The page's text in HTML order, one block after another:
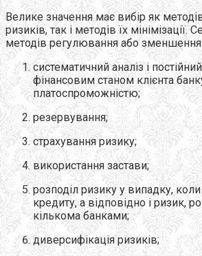
Велике значення має вибір як
ризиків, так і методів їх мінімізації.
методів регулювання або зменшення
систематичний аналіз і
фінансовим станом клієнта
платоспроможністю;
резервування;
страхування ризику;
використання застави;
розподіл ризику у випадку,
кредиту, а відповідно і ризик,
кількома банками;
диверсифікація ризиків;